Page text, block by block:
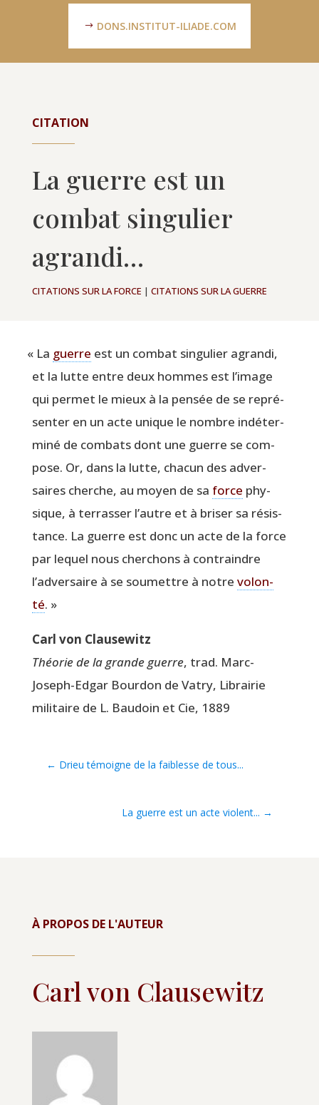
DONS.INSTITUT-ILIADE.COM
CITATION
La guerre est un
combat singulier
agrandi…
CITATIONS SUR LA FORCE | CITATIONS SUR LA GUERRE
« La guerre est un com­bat sin­gu­lier agran­di,
et la lutte entre deux hommes est l’image
qui per­met le mieux à la pen­sée de se repré­
sen­ter en un acte unique le nombre indé­ter­
mi­né de com­bats dont une guerre se com­
pose. Or, dans la lutte, cha­cun des adver­
saires cherche, au moyen de sa force phy­
sique, à ter­ras­ser l’autre et à bri­ser sa résis­
tance. La guerre est donc un acte de la force
par lequel nous cher­chons à contraindre
l’adversaire à se sou­mettre à notre volon­
té. »
Carl von Clausewitz
Théo­rie de la grande guerre, trad. Marc-
Joseph-Edgar Bour­don de Vatry, Librai­rie
mili­taire de L. Bau­doin et Cie, 1889
← Drieu témoigne de la faiblesse de tous...
La guerre est un acte violent... →
À PROPOS DE L'AUTEUR
Carl von Clausewitz